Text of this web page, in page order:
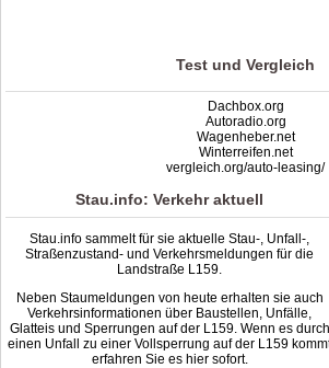
Test und Vergleich
Dachbox.org
Autoradio.org
Wagenheber.net
Winterreifen.net
vergleich.org/auto-leasing/
Stau.info: Verkehr aktuell
Stau.info sammelt für sie aktuelle Stau-, Unfall-,
Straßenzustand- und Verkehrsmeldungen für die
Landstraße L159.
Neben Staumeldungen von heute erhalten sie auch
Verkehrsinformationen über Baustellen, Unfälle,
Glatteis und Sperrungen auf der L159. Wenn es durch
einen Unfall zu einer Vollsperrung auf der L159
erfahren Sie es hier sofort.